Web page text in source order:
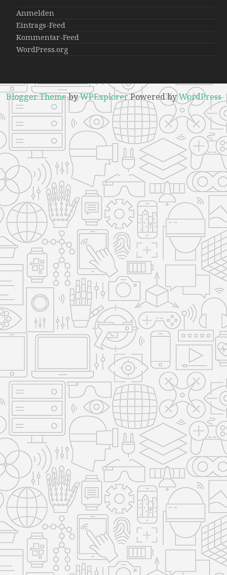
Anmelden
Eintrags-Feed
Kommentar-Feed
WordPress.org
Blogger ThemebyWPExplorerPowered byWordPress